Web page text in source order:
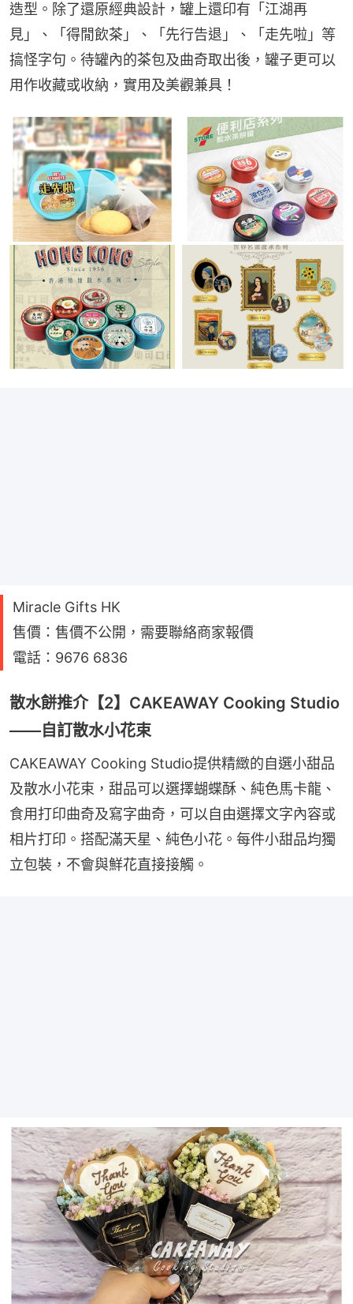
造型。除了還原經典設計，罐上還印有「江湖再
見」、「得閒飲茶」、「先行告退」、「走先啦」等
搞怪字句。待罐內的茶包及曲奇取出後，罐子更可以
用作收藏或收納，實用及美觀兼具！
Miracle Gifts HK
售價：售價不公開，需要聯絡商家報價
電話：9676 6836
散水餅推介【2】CAKEAWAY Cooking Studio
——自訂散水小花束
CAKEAWAY Cooking Studio提供精緻的自選小甜品
及散水小花束，甜品可以選擇蝴蝶酥、純色馬卡龍、
食用打印曲奇及寫字曲奇，可以自由選擇文字內容或
相片打印。搭配滿天星、純色小花。每件小甜品均獨
立包裝，不會與鮮花直接接觸。